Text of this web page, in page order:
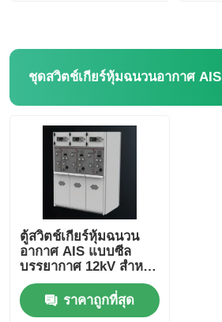
ชุดสวิตช์เกียร์หุ้มฉนวนอากาศ AIS
ตู้สวิตช์เกียร์หุ้มฉนวน
อากาศ AIS แบบซีล
บรรยากาศ 12kV สำหรับ
การกระจายพลังงาน
ไฟฟ้าในอุตสาหกรรม
ราคาถูกที่สุด